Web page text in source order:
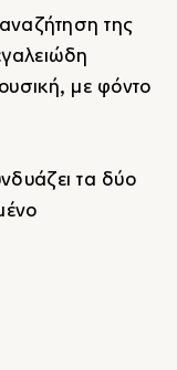
της
με φόντο
τα δύο